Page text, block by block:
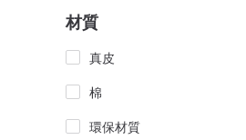
材質
真皮
棉
環保材質